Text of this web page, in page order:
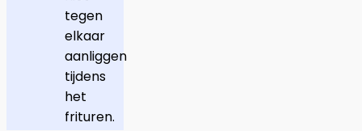
tegen
elkaar
aanliggen
tijdens
het
frituren.